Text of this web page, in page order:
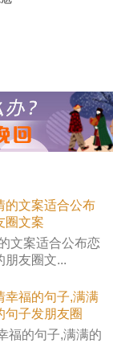
文案适合公布恋
朋友圈文...
福的句子,满满的